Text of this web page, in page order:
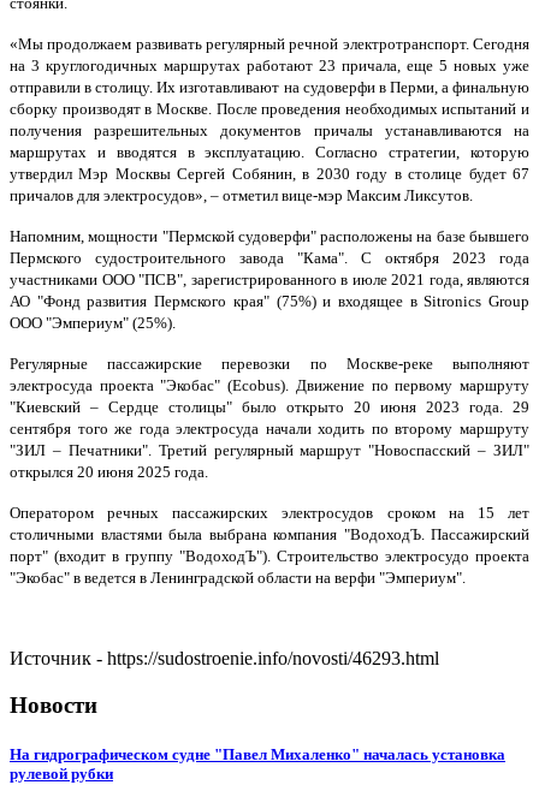
«Мы продолжаем развивать регулярный речной электротранспорт. Сегодня
на 3 круглогодичных маршрутах работают 23 причала, еще 5 новых уже
отправили в столицу. Их изготавливают на судоверфи в Перми, а финальную
сборку производят в Москве. После проведения необходимых испытаний и
получения разрешительных документов причалы устанавливаются на
маршрутах и вводятся в эксплуатацию. Согласно стратегии, которую
утвердил Мэр Москвы Сергей Собянин, в 2030 году в столице будет 67
причалов для электросудов», – отметил вице-мэр Максим Ликсутов.
Напомним, мощности "Пермской судоверфи" расположены на базе бывшего
Пермского судостроительного завода "Кама". С октября 2023 года
участниками ООО "ПСВ", зарегистрированного в июле 2021 года, являются
АО "Фонд развития Пермского края" (75%) и входящее в Sitronics Group
ООО "Эмпериум" (25%).
Регулярные пассажирские перевозки по Москве-реке выполняют
электросуда проекта "Экобас" (Ecobus). Движение по первому маршруту
"Киевский – Сердце столицы" было открыто 20 июня 2023 года. 29
сентября того же года электросуда начали ходить по второму маршруту
"ЗИЛ – Печатники". Третий регулярный маршрут "Новоспасский – ЗИЛ"
открылся 20 июня 2025 года.
Оператором речных пассажирских электросудов сроком на 15 лет
столичными властями была выбрана компания "ВодоходЪ. Пассажирский
порт" (входит в группу "ВодоходЪ"). Строительство электросудо проекта
"Экобас" в ведется в Ленинградской области на верфи "Эмпериум".
Источник - https://sudostroenie.info/novosti/46293.html
Новости
На гидрографическом судне "Павел Михаленко" началась установка
рулевой рубки